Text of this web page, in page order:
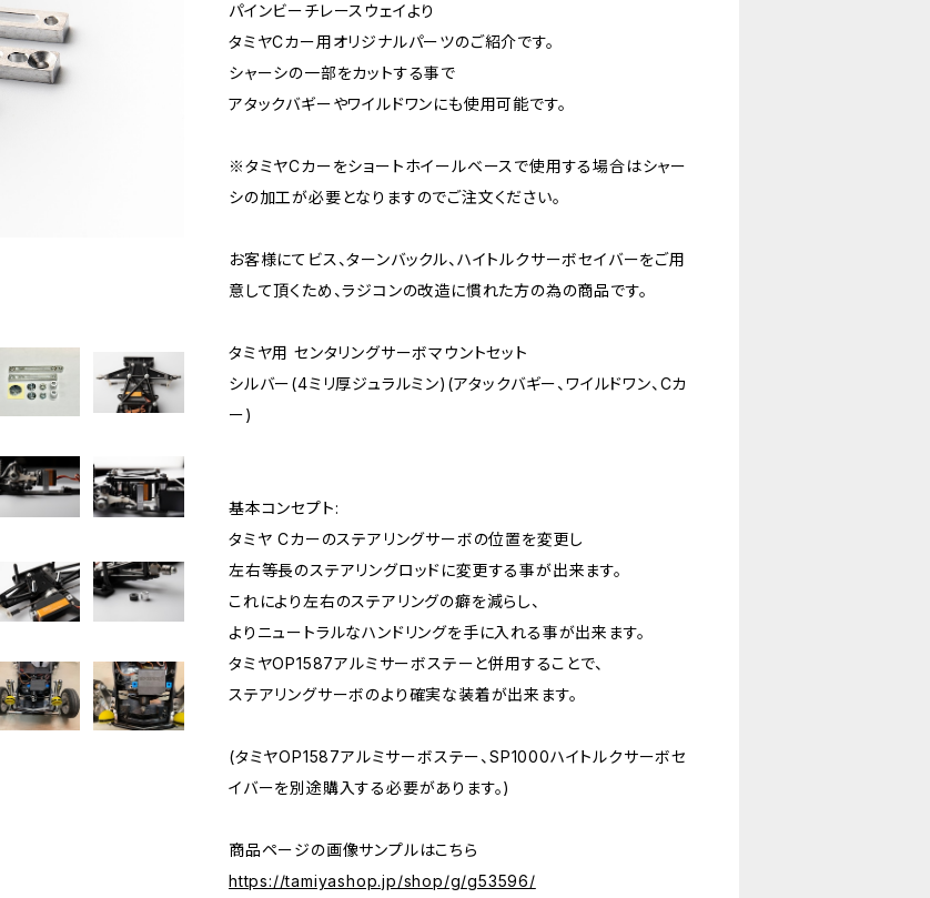
パインビーチレースウェイより
タミヤCカー用オリジナルパーツのご紹介です。
シャーシの一部をカットする事で
アタックバギーやワイルドワンにも使用可能です。
※タミヤCカーをショートホイールベースで使用する場合はシャー
シの加工が必要となりますのでご注文ください。
お客様にてビス、ターンバックル、ハイトルクサーボセイバーをご用
意して頂くため、ラジコンの改造に慣れた方の為の商品です。
タミヤ用 センタリングサーボマウントセット
シルバー(4ミリ厚ジュラルミン)(アタックバギー、ワイルドワン、Cカ
ー)
基本コンセプト:
タミヤ Cカーのステアリングサーボの位置を変更し
左右等長のステアリングロッドに変更する事が出来ます。
これにより左右のステアリングの癖を減らし、
よりニュートラルなハンドリングを手に入れる事が出来ます。
タミヤOP1587アルミサーボステーと併用することで、
ステアリングサーボのより確実な装着が出来ます。
(タミヤOP1587アルミサーボステー、SP1000ハイトルクサーボセ
イバーを別途購入する必要があります。)
商品ページの画像サンプルはこちら
https://tamiyashop.jp/shop/g/g53596/